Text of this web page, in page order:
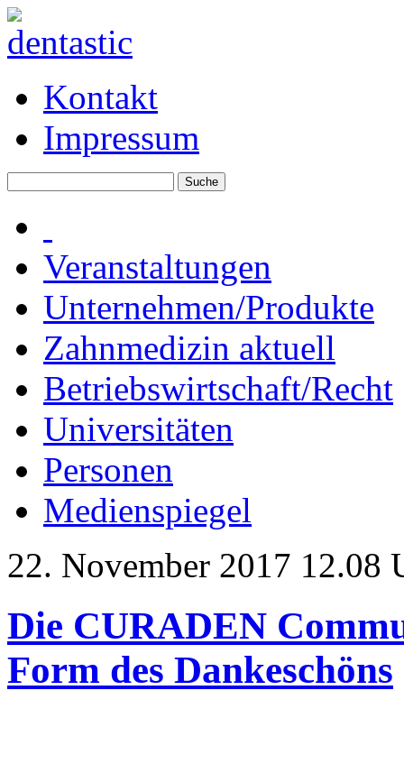
Kontakt
Impressum
Veranstaltungen
Unternehmen/Produkte
Zahnmedizin aktuell
Betriebswirtschaft/Recht
Universitäten
Personen
Medienspiegel
22. November 2017 12.08
Die CURADEN
Form des Dankeschöns